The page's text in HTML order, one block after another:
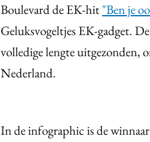
Boulevard de EK-hit"Ben je
Geluksvogeltjes EK-gadget.
volledige lengte uitgezonden,
Nederland.
In de infographic is de